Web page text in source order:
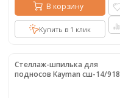
В корзину
Купить в 1 клик
Стеллаж-шпилька для
подносов Kayman сш-14/918